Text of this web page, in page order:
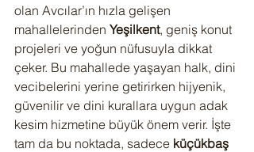
olan Avcılar’ın hızla gelişen
mahallelerinden Yeşilkent, geniş konut
projeleri ve yoğun nüfusuyla dikkat
çeker. Bu mahallede yaşayan halk, dini
vecibelerini yerine getirirken hijyenik,
güvenilir ve dini kurallara uygun adak
kesim hizmetine büyük önem verir. İşte
tam da bu noktada, sadece küçükbaş